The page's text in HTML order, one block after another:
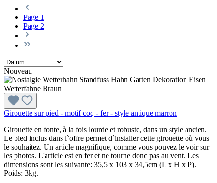
Page 1
Page 2
Nouveau
Girouette sur pied - motif coq - fer - style antique marron
Girouette en fonte, à la fois lourde et robuste, dans un style ancien.
Le pied inclus dans l`offre permet d`installer cette girouette où vous
le souhaitez. Un article magnifique, comme vous pouvez le voir sur
les photos. L'article est en fer et ne tourne donc pas au vent. Les
dimensions sont les suivante: 35,5 x 103 x 34,5cm (L x H x P).
Poids: 3kg.